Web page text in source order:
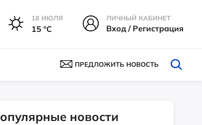
18 ИЮЛЯ
15 °С
ЛИЧНЫЙ КАБИНЕТ
Вход / Регистрация
ПРЕДЛОЖИТЬ НОВОСТЬ
Популярные новости